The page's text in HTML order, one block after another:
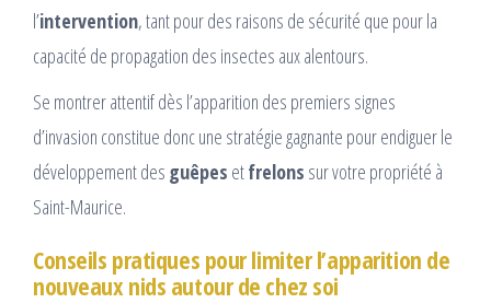
l’intervention, tant pour des raisons de sécurité que pour la
capacité de propagation des insectes aux alentours.
Se montrer attentif dès l’apparition des premiers signes
d’invasion constitue donc une stratégie gagnante pour endiguer le
développement des guêpes etfrelons sur votre propriété à
Saint-Maurice.
Conseils pratiques pour limiter l’apparition de
nouveaux nids autour de chez soi